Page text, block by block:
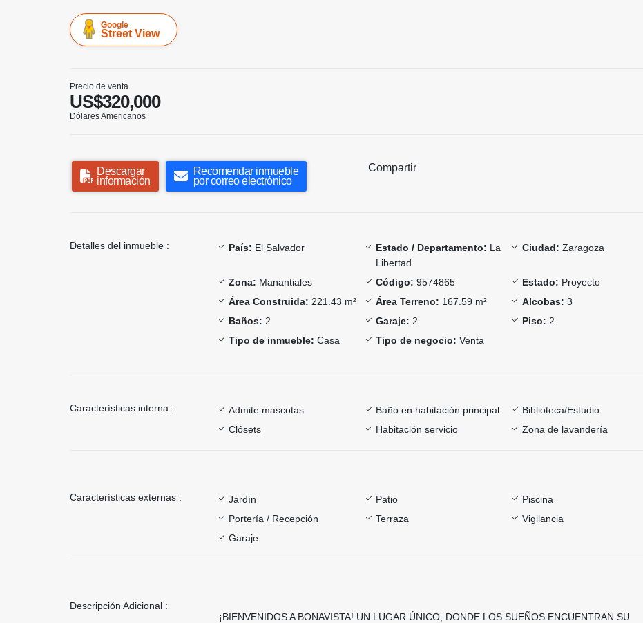
Google
Street View
Precio de venta
US$320,000
Dólares Americanos
Descargar
información
Recomendar inmueble
por correo electrónico
Compartir
Detalles del inmueble : País: El Salvador Estado / Departamento: La
Libertad
Ciudad: Zaragoza
Zona: Manantiales Código: 9574865 Estado: Proyecto
Área Construida: 221.43 m² Área Terreno: 167.59 m² Alcobas: 3
Baños: 2 Garaje: 2 Piso: 2
Tipo de inmueble: Casa Tipo de negocio: Venta
Características interna : Admite mascotas Baño en habitación principal
Biblioteca/Estudio
Clósets
Habitación servicio Zona de lavandería
Características externas : Jardín Patio
Piscina
Portería / Recepción
Terraza
Vigilancia
Garaje
Descripción Adicional :
¡BIENVENIDOS A BONAVISTA! UN LUGAR ÚNICO, DONDE LOS SUEÑOS ENCUENTRAN SU